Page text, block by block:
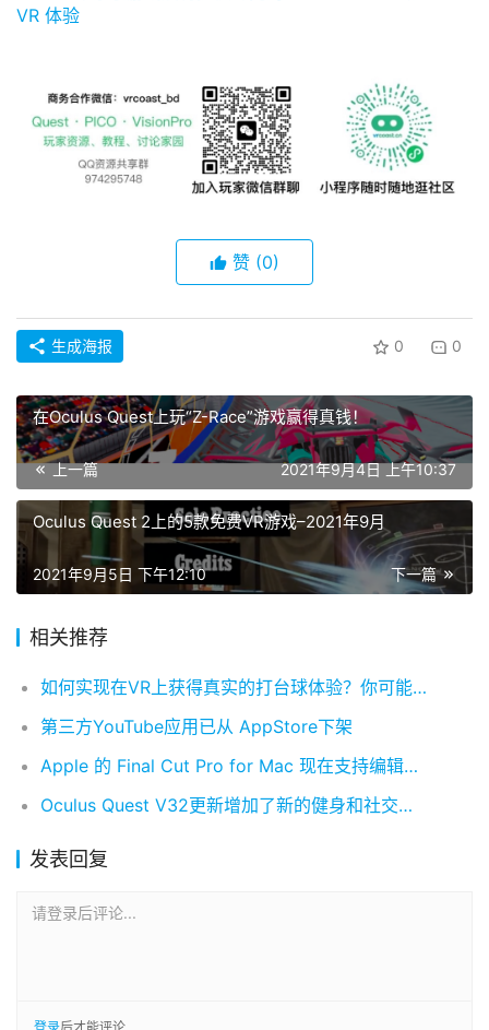
点
下
区
赞 (0)
生成海报 0 0
在Oculus Quest上玩“Z-Race”游戏赢得真钱！
上一篇 2021年9月4日 上午10:37
Oculus Quest 2上的5款免费VR游戏–2021年9月
下一篇
2021年9月5日 下午12:10
相关推荐
如何实现在VR上获得真实的打台球体验？你可能需要这款游戏
第三方YouTube应用已从 AppStore下架
Apple 的 Final Cut Pro for Mac 现在支持编辑空间视频
Oculus Quest V32更新增加了新的健身和社交功能
发表回复
请登录后评论...